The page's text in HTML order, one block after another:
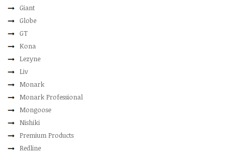
Giant
Globe
GT
Kona
Lezyne
Liv
Monark
Monark Professional
Mongoose
Nishiki
Premium Products
Redline